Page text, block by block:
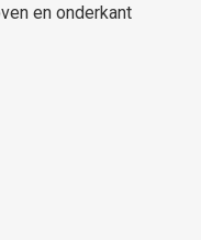
en onderkant